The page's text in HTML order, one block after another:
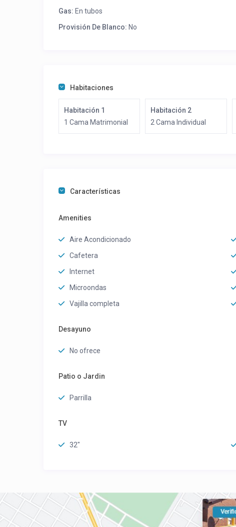
Gas: En tubos
Provisión De Blanco: No
Habitaciones
Habitación 1
1 Cama Matrimonial
Habitación 2
2 Cama Individual
Características
Amenities
Aire Acondicionado
Cafetera
Internet
Microondas
Vajilla completa
Desayuno
No ofrece
Patio o Jardin
Parrilla
TV
32"